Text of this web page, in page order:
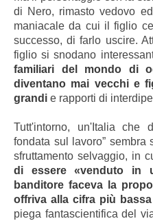
di Nero, rimasto vedovo
maniacale da cui il figlio
successo, di farlo uscire.
figlio si snodano
familiari del mondo di
diventano mai vecchi e
grandi e rapporti di
Tutt'intorno, un'Italia che
fondata sul lavoro” sembra
sfruttamento selvaggio, in
di essere «venduto in
banditore faceva la
offriva alla cifra più
piega fantascientifica del